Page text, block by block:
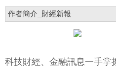
作者簡介_財經新報
科技財經、金融訊息一手掌